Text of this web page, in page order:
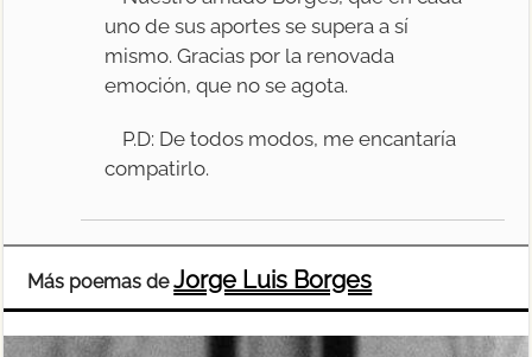
uno de sus aportes se supera a sí
mismo. Gracias por la renovada
emoción, que no se agota.
P.D: De todos modos, me encantaría
compatirlo.
Más poemas deJorge Luis Borges